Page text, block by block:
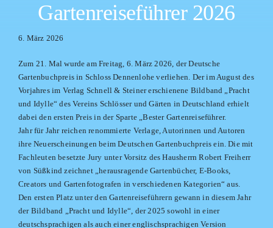
Gartenreiseführer 2026
6. März 2026
Zum 21. Mal wurde am Freitag, 6. März 2026, der Deutsche
Gartenbuchpreis in Schloss Dennenlohe verliehen. Der im August des
Vorjahres im Verlag Schnell & Steiner erschienene Bildband „Pracht
und Idylle“ des Vereins Schlösser und Gärten in Deutschland erhielt
dabei den ersten Preis in der Sparte „Bester Gartenreiseführer.
Jahr für Jahr reichen renommierte Verlage, Autorinnen und Autoren
ihre Neuerscheinungen beim Deutschen Gartenbuchpreis ein. Die mit
Fachleuten besetzte Jury unter Vorsitz des Hausherrn Robert Freiherr
von Süßkind zeichnet „herausragende Gartenbücher, E-Books,
Creators und Gartenfotografen in verschiedenen Kategorien“ aus.
Den ersten Platz unter den Gartenreiseführern gewann in diesem Jahr
der Bildband „Pracht und Idylle“, der 2025 sowohl in einer
deutschsprachigen als auch einer englischsprachigen Version